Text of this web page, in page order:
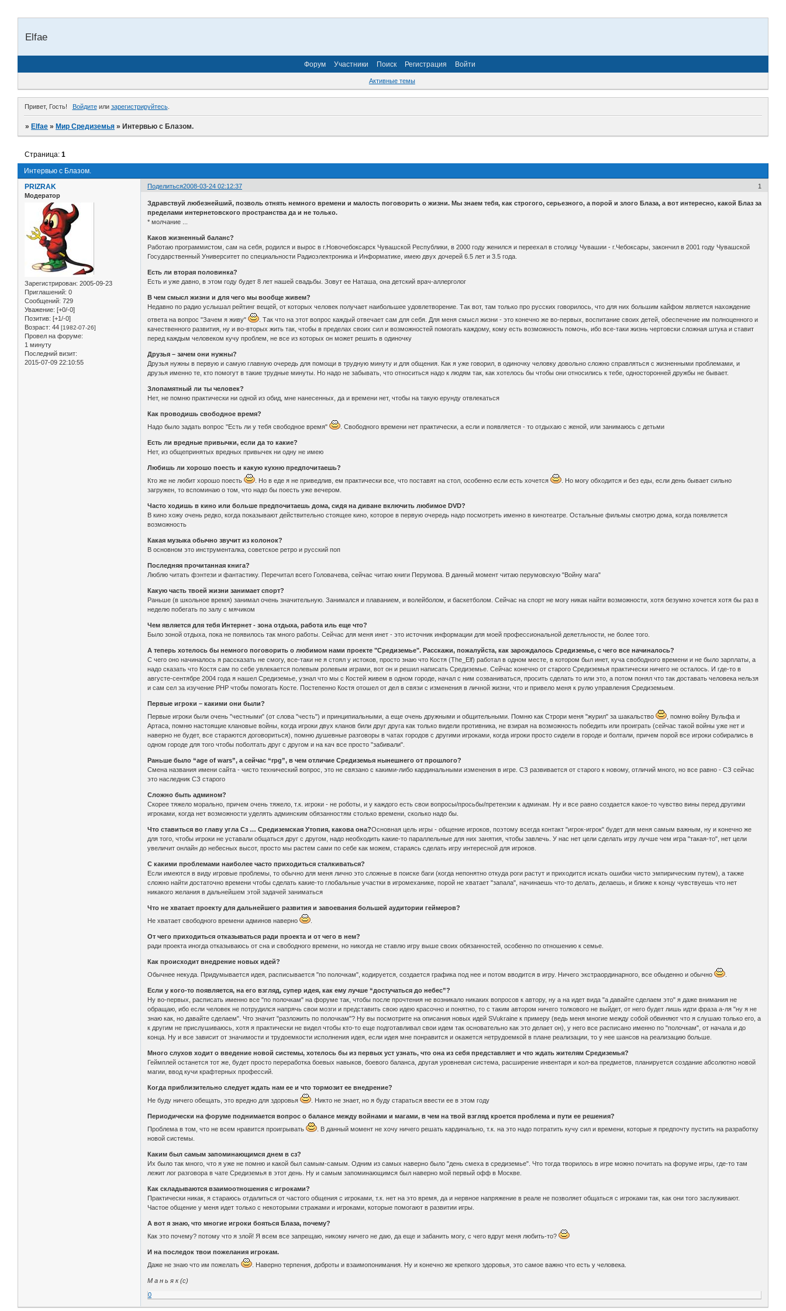
Elfae
Форум Участники Поиск Регистрация Войти
Активные темы
Привет, Гость! Войдитеили зарегистрируйтесь.
»Elfae »Мир Средиземья »Интервью с Блазом.
Интервью с Блазом.
Страница:1
Поделиться 1
2008-03-24 02:12:37
PRIZRAK
Модератор
Зарегистрирован: 2005-09-23
Приглашений: 0
Сообщений: 729
Уважение: [+0/-0]
Позитив: [+1/-0]
Возраст: 44 [1982-07-26]
Провел на форуме:
1 минуту
Последний визит:
2015-07-09 22:10:55
Здравствуй любезнейший, позволь отнять немного времени и малость поговорить о жизни. Мы знаем тебя, как строгого, серьезного, а порой и злого Блаза, а вот интересно, какой Блаз за
пределами интернетовского пространства да и не только.
* молчание ...
Каков жизненный баланс?
Работаю программистом, сам на себя, родился и вырос в г.Новочебоксарск Чувашской Республики, в 2000 году женился и переехал в столицу Чувашии - г.Чебоксары, закончил в 2001 году Чувашской
Государственный Университет по специальности Радиоэлектроника и Информатике, имею двух дочерей 6.5 лет и 3.5 года.
Есть ли вторая половинка?
Есть и уже давно, в этом году будет 8 лет нашей свадьбы. Зовут ее Наташа, она детский врач-аллерголог
В чем смысл жизни и для чего мы вообще живем?
Недавно по радио услышал рейтинг вещей, от которых человек получает наибольшее удовлетворение. Так вот, там только про русских говорилось, что для них большим кайфом является нахождение
ответа на вопрос "Зачем я живу"
. Так что на этот вопрос каждый отвечает сам для себя. Для меня смысл жизни - это конечно же во-первых, воспитание своих детей, обеспечение им полноценного и
качественного развития, ну и во-вторых жить так, чтобы в пределах своих сил и возможностей помогать каждому, кому есть возможность помочь, ибо все-таки жизнь чертовски сложная штука и ставит
перед каждым человеком кучу проблем, не все из которых он может решить в одиночку
Друзья – зачем они нужны?
Друзья нужны в первую и самую главную очередь для помощи в трудную минуту и для общения. Как я уже говорил, в одиночку человку довольно сложно справляться с жизненными проблемами, и
друзья именно те, кто помогут в такие трудные минуты. Но надо не забывать, что относиться надо к людям так, как хотелось бы чтобы они относились к тебе, односторонней дружбы не бывает.
Злопамятный ли ты человек?
Нет, не помню практически ни одной из обид, мне нанесенных, да и времени нет, чтобы на такую ерунду отвлекаться
Как проводишь свободное время?
Надо было задать вопрос "Есть ли у тебя свободное время"
. Свободного времени нет практически, а если и появляется - то отдыхаю с женой, или занимаюсь с детьми
Есть ли вредные привычки, если да то какие?
Нет, из общепринятых вредных привычек ни одну не имею
Любишь ли хорошо поесть и какую кухню предпочитаешь?
Кто же не любит хорошо поесть
. Но в еде я не приведлив, ем практически все, что поставят на стол, особенно если есть хочется
. Но могу обходится и без еды, если день бывает сильно
загружен, то вспоминаю о том, что надо бы поесть уже вечером.
Часто ходишь в кино или больше предпочитаешь дома, сидя на диване включить любимое DVD?
В кино хожу очень редко, когда показывают действительно стоящее кино, которое в первую очередь надо посмотреть именно в кинотеатре. Остальные фильмы смотрю дома, когда появляется
возможность
Какая музыка обычно звучит из колонок?
В основном это инструменталка, советское ретро и русский поп
Последняя прочитанная книга?
Люблю читать фэнтези и фантастику. Перечитал всего Головачева, сейчас читаю книги Перумова. В данный момент читаю перумовскую "Войну мага"
Какую часть твоей жизни занимает спорт?
Раньше (в школьное время) занимал очень значительную. Занимался и плаванием, и волейболом, и баскетболом. Сейчас на спорт не могу никак найти возможности, хотя безумно хочется хотя бы раз в
неделю побегать по залу с мячиком
Чем является для тебя Интернет - зона отдыха, работа иль еще что?
Было зоной отдыха, пока не появилось так много работы. Сейчас для меня инет - это источник информации для моей профессиональной деяетльности, не более того.
А теперь хотелось бы немного поговорить о любимом нами проекте "Средиземье". Расскажи, пожалуйста, как зарождалось Средиземье, с чего все начиналось?
С чего оно начиналось я рассказать не смогу, все-таки не я стоял у истоков, просто знаю что Костя (The_Elf) работал в одном месте, в котором был инет, куча свободного времени и не было зарплаты, а
надо сказать что Костя сам по себе увлекается полевым ролевым играми, вот он и решил написать Средиземье. Сейчас конечно от старого Средиземья практически ничего не осталось. И где-то в
августе-сентябре 2004 года я нашел Средиземье, узнал что мы с Костей живем в одном городе, начал с ним созваниваться, просить сделать то или это, а потом понял что так доставать человека нельзя
и сам сел за изучение PHP чтобы помогать Косте. Постепенно Костя отошел от дел в связи с изменения в личной жизни, что и привело меня к рулю управления Средиземьем.
Первые игроки – какими они были?
Первые игроки были очень "честными" (от слова "честь") и принципиальными, а еще очень дружными и общительными. Помню как Строри меня "журил" за шакальство
, помню войну Вульфа и
Артаса, помню настоящие клановые войны, когда игроки двух кланов били друг друга как только видели противника, не взирая на возможность победить или проиграть (сейчас такой войны уже нет и
наверно не будет, все стараются договориться), помню душевные разговоры в чатах городов с другими игроками, когда игроки просто сидели в городе и болтали, причем порой все игроки собирались в
одном городе для того чтобы поболтать друг с другом и на кач все просто "забивали".
Раньше было “age of wars”, а сейчас “rpg”, в чем отличие Средиземья нынешнего от прошлого?
Смена названия имени сайта - чисто технический вопрос, это не связано с какими-либо кардинальными изменения в игре. СЗ развивается от старого к новому, отличий много, но все равно - СЗ сейчас
это наследник СЗ старого
Сложно быть админом?
Скорее тяжело морально, причем очень тяжело, т.к. игроки - не роботы, и у каждого есть свои вопросы/просьбы/претензии к админам. Ну и все равно создается какое-то чувство вины перед другими
игроками, когда нет возможности уделять админским обязанностям столько времени, сколько надо бы.
Что ставиться во главу угла Сз … Средиземская Утопия, какова она?Основная цель игры - общение игроков, поэтому всегда контакт "игрок-игрок" будет для меня самым важным, ну и конечно же
для того, чтобы игроки не уставали общаться друг с другом, надо необходить какие-то параллельные для них занятия, чтобы завлечь. У нас нет цели сделать игру лучше чем игра "такая-то", нет цели
увеличит онлайн до небесных высот, просто мы растем сами по себе как можем, стараясь сделать игру интересной для игроков.
С какими проблемами наиболее часто приходиться сталкиваться?
Если имеются в виду игровые проблемы, то обычно для меня лично это сложные в поиске баги (когда непонятно откуда роги растут и приходится искать ошибки чисто эмпирическим путем), а также
сложно найти достаточно времени чтобы сделать какие-то глобальные участки в игромеханике, порой не хватает "запала", начинаешь что-то делать, делаешь, и ближе к концу чувствуешь что нет
никакого желания в дальнейшем этой задачей заниматься
Что не хватает проекту для дальнейшего развития и завоевания большей аудитории геймеров?
Не хватает свободного времени админов наверно
От чего приходиться отказываться ради проекта и от чего в нем?
ради проекта иногда отказываюсь от сна и свободного времени, но никогда не ставлю игру выше своих обязанностей, особенно по отношению к семье.
Как происходит внедрение новых идей?
Обычнее некуда. Придумывается идея, расписывается "по полочкам", кодируется, создается графика под нее и потом вводится в игру. Ничего экстраординарного, все обыденно и обычно
Если у кого-то появляется, на его взгляд, супер идея, как ему лучше “достучаться до небес”?
Ну во-первых, расписать именно все "по полочкам" на форуме так, чтобы после прочтения не возникало никаких вопросов к автору, ну а на идет вида "а давайте сделаем это" я даже внимания не
обращаю, ибо если человек не потрудился напрячь свои мозги и представить свою идею красочно и понятно, то с таким автором ничего толкового не выйдет, от него будет лишь идти фраза а-ля "ну я не
знаю как, но давайте сделаем". Что значит "разложить по полочкам"? Ну вы посмотрите на описания новых идей SVukraine к примеру (ведь меня многие между собой обвиняют что я слушаю только его, а
к другим не прислушиваюсь, хотя я практически не видел чтобы кто-то еще подготавливал свои идем так основательно как это делает он), у него все расписано именно по "полочкам", от начала и до
конца. Ну и все зависит от значимости и трудоемкости исполнения идея, если идея мне понравится и окажется нетрудоемкой в плане реализации, то у нее шансов на реализацию больше.
Много слухов ходит о введение новой системы, хотелось бы из первых уст узнать, что она из себя представляет и что ждать жителям Средиземья?
Геймплей останется тот же, будет просто переработка боевых навыков, боевого баланса, другая уровневая система, расширение инвентаря и кол-ва предметов, планируется создание абсолютно новой
магии, ввод кучи крафтерных профессий.
Когда приблизительно следует ждать нам ее и что тормозит ее внедрение?
Не буду ничего обещать, это вредно для здоровья
. Никто не знает, но я буду стараться ввести ее в этом году
Периодически на форуме поднимается вопрос о балансе между войнами и магами, в чем на твой взгляд кроется проблема и пути ее решения?
Проблема в том, что не всем нравится проигрывать
. В данный момент не хочу ничего решать кардинально, т.к. на это надо потратить кучу сил и времени, которые я предпочту пустить на разработку
новой системы.
Каким был самым запоминающимся днем в сз?
Их было так много, что я уже не помню и какой был самым-самым. Одним из самых наверно было "день смеха в средиземье". Что тогда творилось в игре можно почитать на форуме игры, где-то там
лежит лог разговора в чате Средиземья в этот день. Ну и самым запоминающимся был наверно мой первый офф в Москве.
Как складываются взаимоотношения с игроками?
Практически никак, я стараюсь отдалиться от частого общения с игроками, т.к. нет на это время, да и нервное напряжение в реале не позволяет общаться с игроками так, как они того заслуживают.
Частое общение у меня идет только с некоторыми стражами и игроками, которые помогают в развитии игры.
А вот я знаю, что многие игроки бояться Блаза, почему?
Как это почему? потому что я злой! Я всем все запрещаю, никому ничего не даю, да еще и забанить могу, с чего вдруг меня любить-то?
И на последок твои пожелания игрокам.
Даже не знаю что им пожелать
. Наверно терпения, доброты и взаимопонимания. Ну и конечно же крепкого здоровья, это самое важно что есть у человека.
М а н ь я к (с)
0